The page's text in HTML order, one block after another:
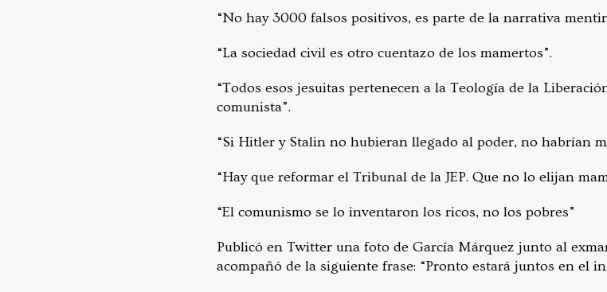
“No hay 3000 falsos positivos, es parte de la narrativa
“La sociedad civil es otro cuentazo de los mamertos”.
“Todos esos jesuitas pertenecen a la Teología de la
comunista”.
“Si Hitler y Stalin no hubieran llegado al poder, no habrían
“Hay que reformar el Tribunal de la JEP. Que no lo elijan
“El comunismo se lo inventaron los ricos, no los pobres”
Publicó en Twitter una foto de García Márquez junto al
acompañó de la siguiente frase: “Pronto estará juntos en el